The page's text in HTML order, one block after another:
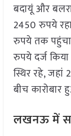
बदायूं और
2450 रुपये
रुपये तक
रुपये दर्ज
स्थिर रहे,
बीच कारोबार
लखनऊ में